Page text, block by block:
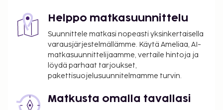
havainnollistamistarkoituksessa.
Kontaktiton uloskirjautuminen on saatavilla.
Tämä majoituspaikka toivottaa tervetulleiksi
kaikki asiakkaat seksuaaliseen
suuntautumiseen tai sukupuoli-identiteettiin
katsomatta (LGBTQ+ -ystävällinen).
Helppo matkasuunnittelu
Suunnittele matkasi nopeasti yksinkertaisella
varausjärjestelmällämme. Käytä Ameliaa, AI-
matkasuunnittelijaamme, vertaile hintoja ja
löydä parhaat tarjoukset,
pakettisuojelusuunnitelmamme turvin.
Matkusta omalla tavallasi